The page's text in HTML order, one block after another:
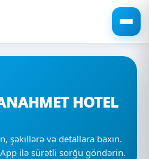
HOTEL
şəkillərə və detallara baxın.
ilə sürətli sorğu göndərin.